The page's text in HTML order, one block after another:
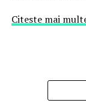
Citeste mai